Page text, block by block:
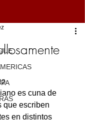
es cuna de
que escriben
en distintos